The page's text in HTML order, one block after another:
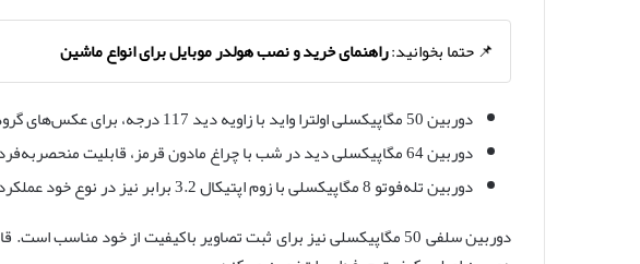
📌 حتما بخوانید:راهنمای خرید و نصب هولدر موبایل برای انواع ماشین
دوربین 50 مگاپیکسلی اولترا واید با زاویه دید 117 درجه، برای عکس‌های گروهی و منظره عالی است.
دوربین 64 مگاپیکسلی دید در شب با چراغ مادون قرمز، قابلیت منحصربه‌فردی برای عکاسی در تاریکی دارد.
دوربین تله‌فوتو 8 مگاپیکسلی با زوم اپتیکال 3.2 برابر نیز در نوع خود عملکرد مناسبی دارد.